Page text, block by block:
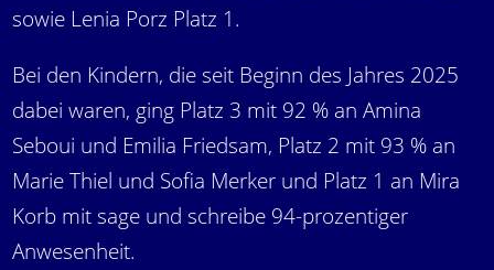
sowie Lenia Porz Platz 1.
Bei den Kindern, die seit Beginn des Jahres 2025
dabei waren, ging Platz 3 mit 92 % an Amina
Seboui und Emilia Friedsam, Platz 2 mit 93 % an
Marie Thiel und Sofia Merker und Platz 1 an Mira
Korb mit sage und schreibe 94-prozentiger
Anwesenheit.